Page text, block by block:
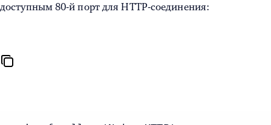
доступным 80-й порт для HTTP-соединения: